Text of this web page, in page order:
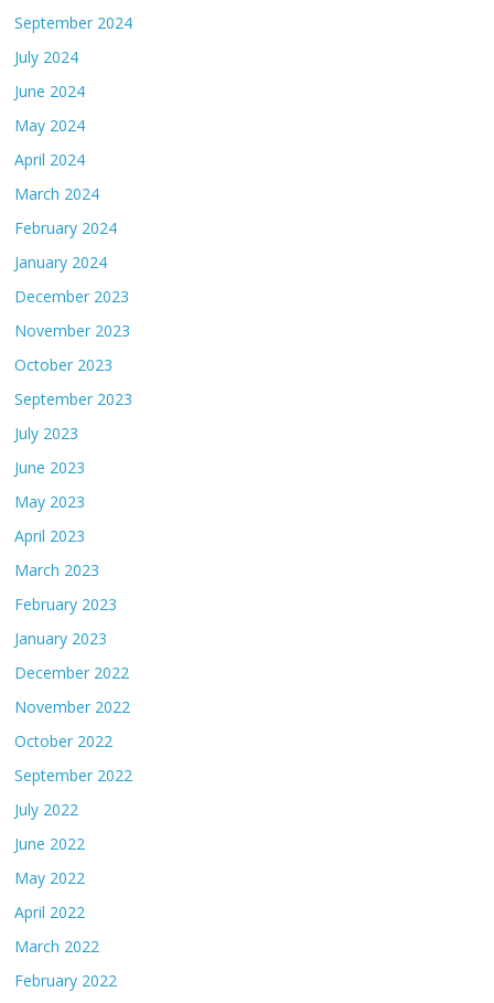
September 2024
July 2024
June 2024
May 2024
April 2024
March 2024
February 2024
January 2024
December 2023
November 2023
October 2023
September 2023
July 2023
June 2023
May 2023
April 2023
March 2023
February 2023
January 2023
December 2022
November 2022
October 2022
September 2022
July 2022
June 2022
May 2022
April 2022
March 2022
February 2022